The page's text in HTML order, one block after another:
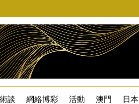
談 網絡博彩 活動 澳門 日本